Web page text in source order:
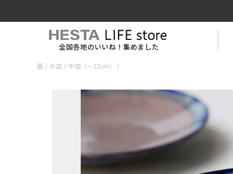
全国各地のいいね！集めました
器 / お皿 / 中皿（〜22cm） /